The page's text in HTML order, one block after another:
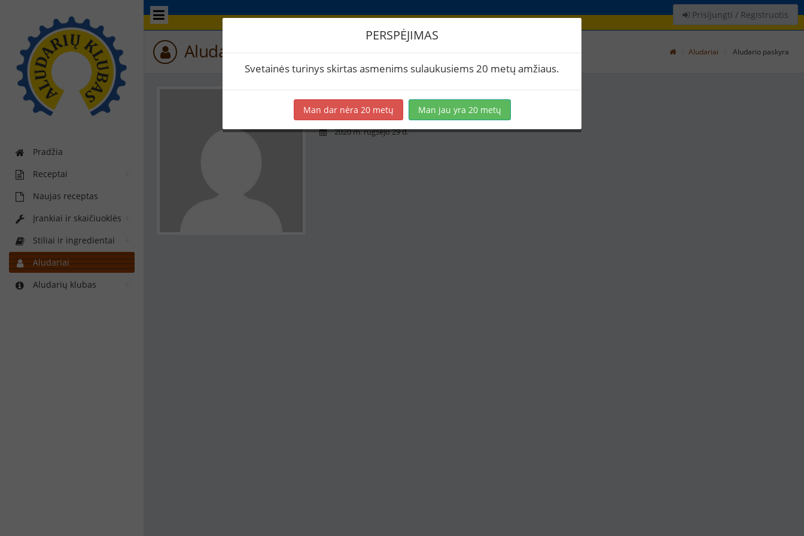
Pradžia
Receptai
Naujas receptas
Įrankiai ir skaičiuoklės
Stiliai ir ingredientai
Aludariai
Aludarių klubas
Prisijungti / Registruotis
Aludario paskyra Aludariai Aludario paskyra
Daynews
2020 m. rugsėjo 29 d.
PERSPĖJIMAS
Svetainės turinys skirtas asmenims sulaukusiems 20 metų amžiaus.
Man dar nėra 20 metų Man jau yra 20 metų